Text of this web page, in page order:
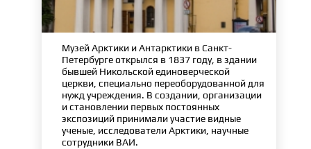
Музей Арктики и Антарктики в Санкт-
Петербурге открылся в 1837 году, в здании
бывшей Никольской единоверческой
церкви, специально переоборудованной для
нужд учреждения. В создании, организации
и становлении первых постоянных
экспозиций принимали участие видные
ученые, исследователи Арктики, научные
сотрудники ВАИ.